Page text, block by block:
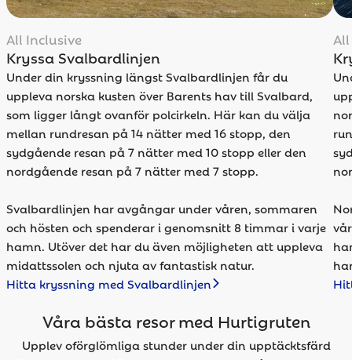
All Inclusive
Kryssa Svalbardlinjen
Under din kryssning längst Svalbardlinjen får du
uppleva norska kusten över Barents hav till Svalbard,
som ligger långt ovanför polcirkeln. Här kan du välja
mellan rundresan på 14 nätter med 16 stopp, den
sydgående resan på 7 nätter med 10 stopp eller den
nordgående resan på 7 nätter med 7 stopp.
Svalbardlinjen har avgångar under våren, sommaren
och hösten och spenderar i genomsnitt 8 timmar i varje
hamn. Utöver det har du även möjligheten att uppleva
midattssolen och njuta av fantastisk natur.
Hitta kryssning med Svalbardlinjen
Våra bästa resor med Hurtigruten
Upplev oförglömliga stunder under din upptäcktsfärd